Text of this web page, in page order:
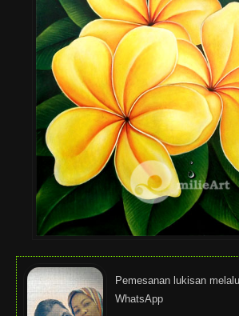
Pemesanan lukisan
WhatsApp